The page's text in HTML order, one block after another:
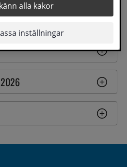
alla kakor
inställningar